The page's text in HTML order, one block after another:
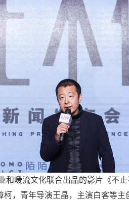
和暖流文化联合出品的影片《不
，青年导演王晶，主演白客等主